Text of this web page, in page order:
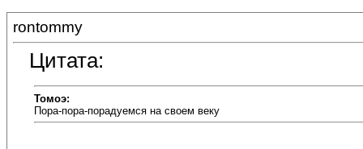
rontommy
Цитата:
Томоэ:
Пора-пора-порадуемся на своем веку